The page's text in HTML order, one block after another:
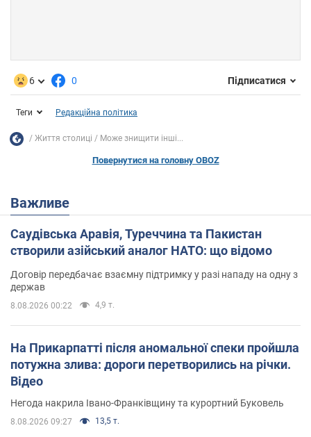
6 0 Підписатися
Теги Редакційна політика
Життя столиці Може знищити інші...
Повернутися на головну OBOZ
Важливе
Саудівська Аравія, Туреччина та Пакистан
створили азійський аналог НАТО: що відомо
Договір передбачає взаємну підтримку у разі нападу на одну з
держав
8.08.2026 00:22 4,9 т.
На Прикарпатті після аномальної спеки пройшла
потужна злива: дороги перетворились на річки.
Відео
Негода накрила Івано-Франківщину та курортний Буковель
8.08.2026 09:27 13,5 т.